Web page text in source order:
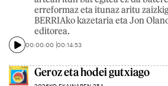
erreformaz eta itunaz aritu
BERRIAko kazetaria eta Jon
editorea.
00:00:00 00:14:53
Geroz eta hodei gutxiago